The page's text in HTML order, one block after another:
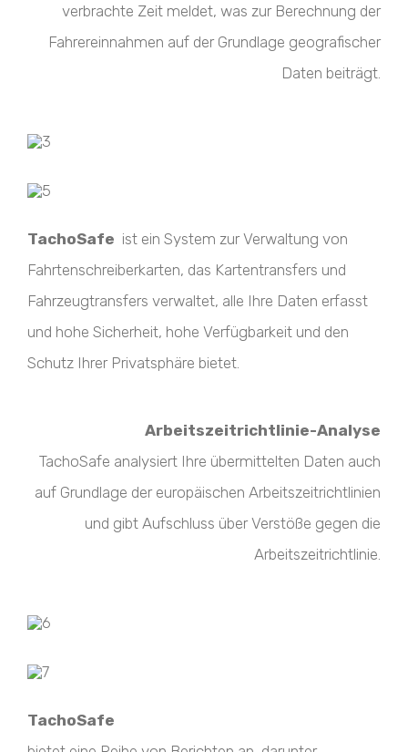
verbrachte Zeit meldet, was zur Berechnung der
Fahrereinnahmen auf der Grundlage geografischer
Daten beiträgt.
TachoSafe ist ein System zur Verwaltung von
Fahrtenschreiberkarten, das Kartentransfers und
Fahrzeugtransfers verwaltet, alle Ihre Daten erfasst
und hohe Sicherheit, hohe Verfügbarkeit und den
Schutz Ihrer Privatsphäre bietet.
Arbeitszeitrichtlinie-Analyse
TachoSafe analysiert Ihre übermittelten Daten auch
auf Grundlage der europäischen Arbeitszeitrichtlinien
und gibt Aufschluss über Verstöße gegen die
Arbeitszeitrichtlinie.
TachoSafe